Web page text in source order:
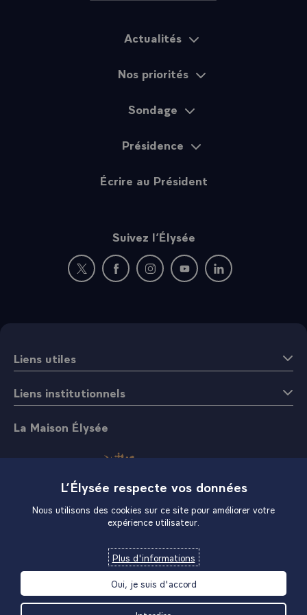
Actualités
Nos priorités
Sondage
Présidence
Écrire au Président
Suivez l’Élysée
Nouvelle fenêtre : rejoignez-nous sur Twitter
Nouvelle fenêtre : rejoignez-nous sur
Nouvelle fenêtre : rejoignez-nous
Nouvelle fenêtre :
Nouvelle fenêtre :
Liens utiles
Liens institutionnels
La Maison Élysée
L’Élysée respecte vos données
Nous utilisons des cookies sur ce site pour améliorer votre
expérience utilisateur.
Plus d'informations
Oui, je suis d'accord